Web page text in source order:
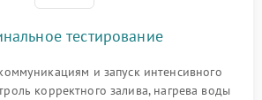
тестирование
и запуск интенсивного
корректного залива, нагрева воды